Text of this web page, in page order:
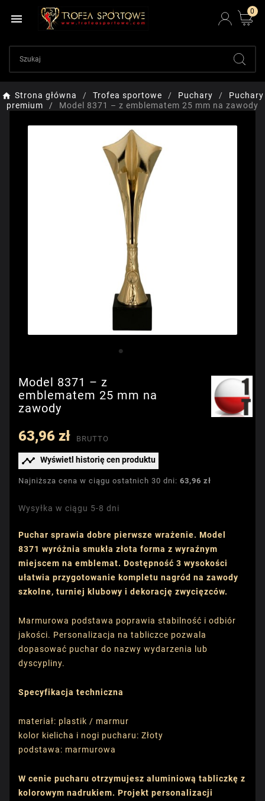

0
Strona główna Trofea sportowe Puchary
Puchary
premium
Model 8371 – z emblematem 25 mm na zawody
Model 8371 – z
emblematem 25 mm na
zawody
63,96 zł BRUTTO
 Wyświetl historię cen produktu
Najniższa cena w ciągu ostatnich 30 dni: 63,96 zł
Wysyłka w ciągu 5-8 dni
Puchar sprawia dobre pierwsze wrażenie. Model
8371 wyróżnia smukła złota forma z wyraźnym
miejscem na emblemat. Dostępność 3 wysokości
ułatwia przygotowanie kompletu nagród na zawody
szkolne, turniej klubowy i dekorację zwycięzców.
Marmurowa podstawa poprawia stabilność i odbiór
jakości. Personalizacja na tabliczce pozwala
dopasować puchar do nazwy wydarzenia lub
dyscypliny.
Specyfikacja techniczna
materiał: plastik / marmur
kolor kielicha i nogi pucharu: Złoty
podstawa: marmurowa
W cenie pucharu otrzymujesz aluminiową tabliczkę z
kolorowym nadrukiem. Projekt personalizacji